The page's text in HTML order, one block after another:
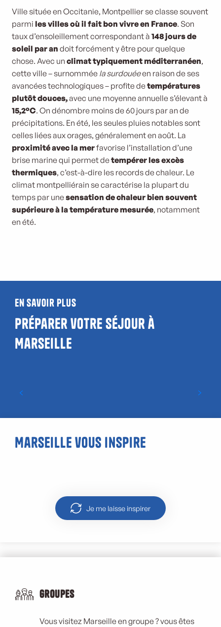
Ville située en Occitanie, Montpellier se classe souvent
parmi les villes où il fait bon vivre en France. Son
taux d’ensoleillement correspondant à 148 jours de
soleil par an doit forcément y être pour quelque
chose. Avec un climat typiquement méditerranéen,
cette ville – surnommée la surdouéeen raison de ses
avancées technologiques – profite detempératures
plutôt douces,avec une moyenne annuelle s’élevant à
15,2°C. On dénombre moins de 60 jours par an de
précipitations. En été, les seules pluies notables sont
celles liées aux orages, généralement en août. La
proximité avec la merfavorise l’installation d’une
brise marine qui permet detempérer les excès
thermiques, c’est-à-dire les records de chaleur. Le
climat montpelliérain se caractérise la plupart du
temps par unesensation de chaleur bien souvent
supérieure à la température mesurée, notamment
en été.
En savoir plus
Préparer votre séjour à
Marseille
Marseille vous inspire
Je me laisse inspirer
Groupes
Vous visitez Marseille en groupe ? vous êtes